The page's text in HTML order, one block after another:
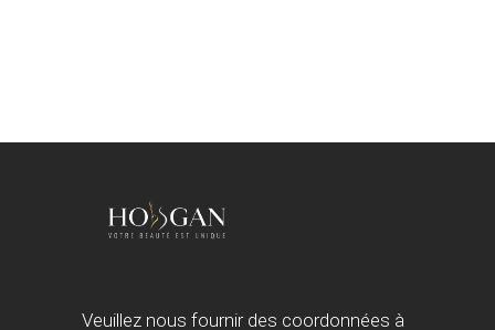
Veuillez nous fournir des coordonnées à